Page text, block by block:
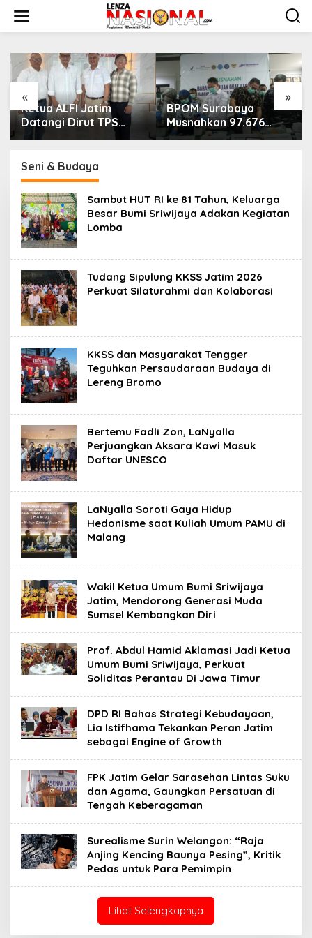
w
« »
Ketua ALFI Jatim
Datangi Dirut TPS
Surabaya Baru
Peningkatan Layanan
BPOM Surabaya
Musnahkan 97.676
Tablet Obat Ilegal,
Seni & Budaya
Sambut HUT RI ke 81 Tahun, Keluarga
Besar Bumi Sriwijaya Adakan Kegiatan
Lomba
Tudang Sipulung KKSS Jatim 2026
Perkuat Silaturahmi dan Kolaborasi
KKSS dan Masyarakat Tengger
Teguhkan Persaudaraan Budaya di
Lereng Bromo
Bertemu Fadli Zon, LaNyalla
Perjuangkan Aksara Kawi Masuk
Daftar UNESCO
LaNyalla Soroti Gaya Hidup
Hedonisme saat Kuliah Umum PAMU di
Malang
Wakil Ketua Umum Bumi Sriwijaya
Jatim, Mendorong Generasi Muda
Sumsel Kembangkan Diri
Prof. Abdul Hamid Aklamasi Jadi Ketua
Umum Bumi Sriwijaya, Perkuat
Soliditas Perantau Di Jawa Timur
DPD RI Bahas Strategi Kebudayaan,
Lia Istifhama Tekankan Peran Jatim
sebagai Engine of Growth
FPK Jatim Gelar Sarasehan Lintas Suku
dan Agama, Gaungkan Persatuan di
Tengah Keberagaman
Surealisme Surin Welangon: “Raja
Anjing Kencing Baunya Pesing”, Kritik
Pedas untuk Para Pemimpin
Lihat Selengkapnya